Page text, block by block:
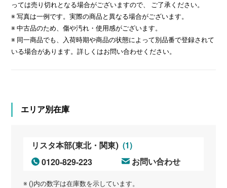
っては売り切れとなる場合がございますので、 ご了承ください。
※ 写真は一例です。実際の商品と異なる場合がございます。
※ 中古品のため、傷や汚れ・使用感がございます。
※ 同一商品でも、入荷時期や商品の状態によって別品番で登録されて
いる場合があります。詳しくはお問い合わせください。
エリア別在庫
リスタ本部(東北・関東) (1)
0120-829-223
お問い合わせ
※ ()内の数字は在庫数を示しています。